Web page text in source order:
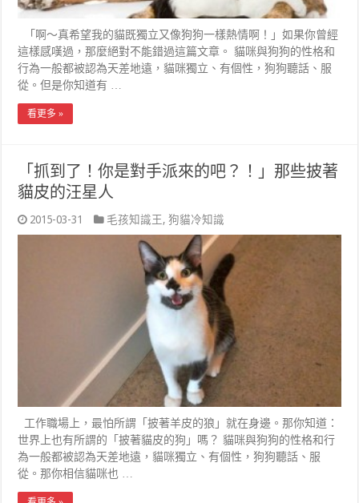
「啊～真希望我的貓既獨立又像狗狗一樣熱情啊！」如果你曾經
這樣感嘆過，那麼絕對不能錯過這篇文章。 貓咪與狗狗的性格和
行為一般都被認為天差地遠，貓咪獨立、有個性，狗狗聽話、服
從。但是你知道有 …
看更多 »
「抓到了！你是對手派來的吧？！」那些披著
貓皮的汪星人
2015-03-31 毛孩知識王,狗貓冷知識
工作職場上，最怕所謂「披著羊皮的狼」就在身邊。那你知道：
世界上也有所謂的「披著貓皮的狗」嗎？ 貓咪與狗狗的性格和行
為一般都被認為天差地遠，貓咪獨立、有個性，狗狗聽話、服
從。那你相信貓咪也 …